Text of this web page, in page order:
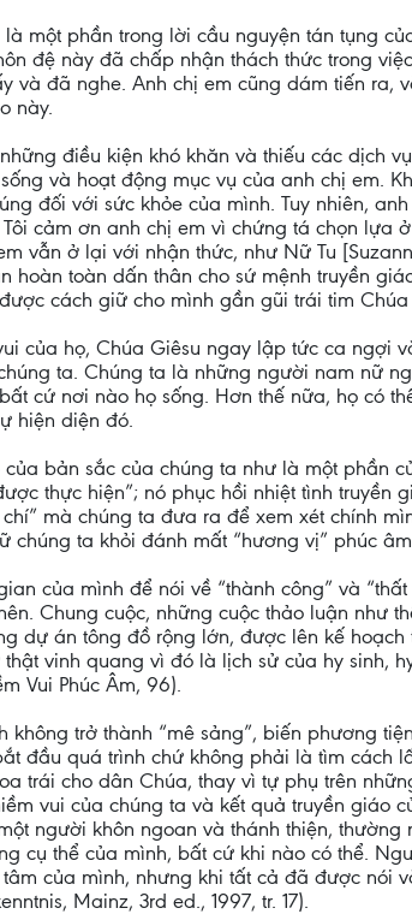
một phần trong lời cầu nguyện tán tụng
đệ này đã chấp nhận thách thức trong
và đã nghe. Anh chị em cũng dám tiến ra,
này.
điều kiện khó khăn và thiếu các dịch
và hoạt động mục vụ của anh chị em.
đối với sức khỏe của mình. Tuy nhiên,
cảm ơn anh chị em vì chứng tá chọn lựa
vẫn ở lại với nhận thức, như Nữ Tu
hoàn toàn dấn thân cho sứ mệnh truyền
cách giữ cho mình gần gũi trái tim
của họ, Chúa Giêsu ngay lập tức ca ngợi
ta. Chúng ta là những người nam nữ
cứ nơi nào họ sống. Hơn thế nữa, họ có
hiện diện đó.
bản sắc của chúng ta như là một phần
thực hiện”; nó phục hồi nhiệt tình
mà chúng ta đưa ra để xem xét chính
chúng ta khỏi đánh mất “hương vị” phúc
của mình để nói về “thành công” và
Chung cuộc, những cuộc thảo luận như
dự án tông đồ rộng lớn, được lên kế
vinh quang vì đó là lịch sử của hy sinh,
Vui Phúc Âm, 96).
trở thành “mê sảng”, biến phương
đầu quá trình chứ không phải là tìm cách
trái cho dân Chúa, thay vì tự phụ trên
vui của chúng ta và kết quả truyền
người khôn ngoan và thánh thiện, thường
cụ thể của mình, bất cứ khi nào có thể.
của mình, nhưng khi tất cả đã được nói
Mainz, 3rd ed., 1997, tr. 17).